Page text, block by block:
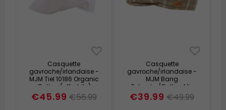
Casquette
gavroche/irlandaise -
MJM Tiel 10186 Organic
Cotton (off white)
€45.99 €56.99
Casquette
gavroche/irlandaise -
MJM Bang
Polyester/Cotton Mix
(brun)
€39.99 €49.99